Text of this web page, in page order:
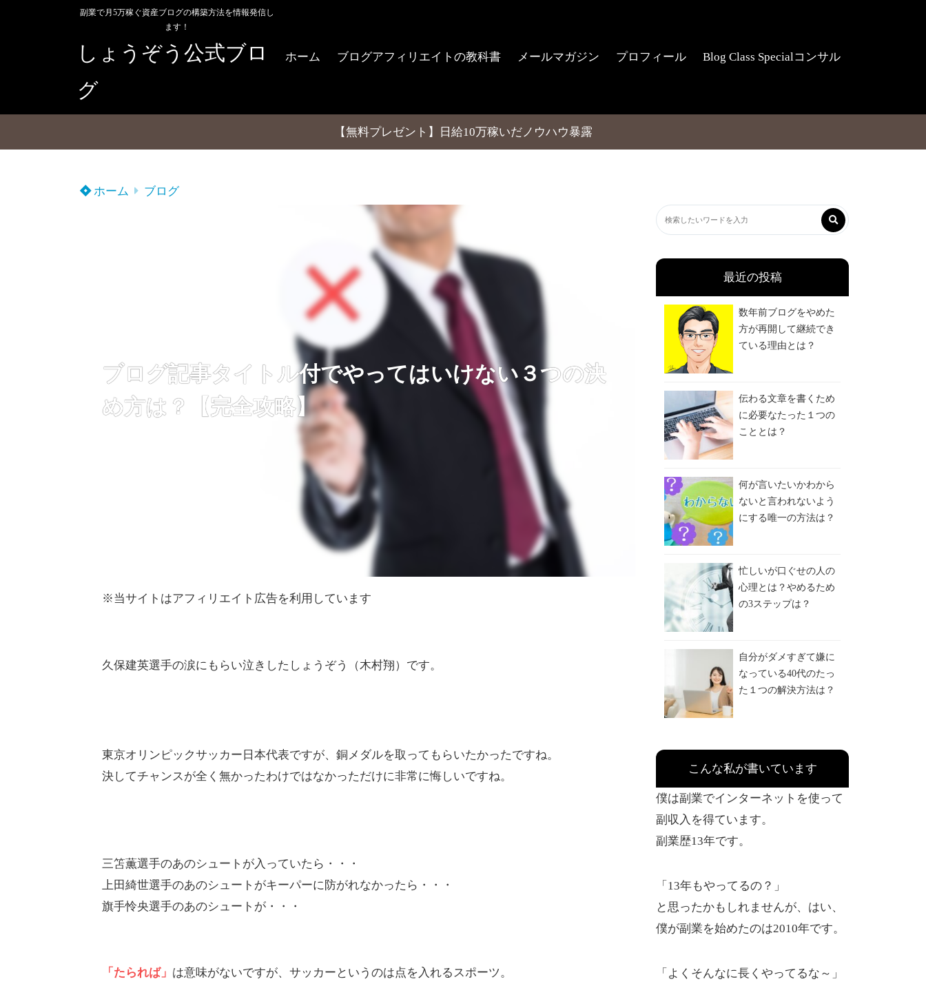
副業で月5万稼ぐ資産ブログの構築方法を情報発信し
ます！
しょうぞう公式ブロ
グ
ホーム ブログアフィリエイトの教科書 メールマガジン プロフィール Blog Class Specialコンサル
【無料プレゼント】日給10万稼いだノウハウ暴露
ホーム ブログ
ブログ記事タイトル付でやってはいけない３つの決
め方は？【完全攻略】
※当サイトはアフィリエイト広告を利用しています
久保建英選手の涙にもらい泣きしたしょうぞう（木村翔）です。
東京オリンピックサッカー日本代表ですが、銅メダルを取ってもらいたかったですね。
決してチャンスが全く無かったわけではなかっただけに非常に悔しいですね。
三笘薫選手のあのシュートが入っていたら・・・
上田綺世選手のあのシュートがキーパーに防がれなかったら・・・
旗手怜央選手のあのシュートが・・・
「たられば」 は意味がないですが、サッカーというのは点を入れるスポーツ。
最近の投稿
数年前ブログをやめた
方が再開して継続でき
ている理由とは？
伝わる文章を書くため
に必要なたった１つの
こととは？
何が言いたいかわから
ないと言われないよう
にする唯一の方法は？
忙しいが口ぐせの人の
心理とは？やめるため
の3ステップは？
自分がダメすぎて嫌に
なっている40代のたっ
た１つの解決方法は？
こんな私が書いています
僕は副業でインターネットを使って
副収入を得ています。
副業歴13年です。
「13年もやってるの？」
と思ったかもしれませんが、はい、
僕が副業を始めたのは2010年です。
「よくそんなに長くやってるな～」